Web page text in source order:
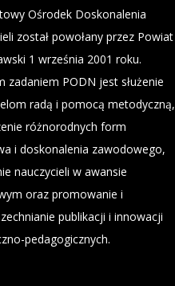
Ośrodek Doskonalenia
został powołany przez Powiat
1 września 2001 roku.
zadaniem PODN jest służenie
radą i pomocą metodyczną,
różnorodnych form
i doskonalenia zawodowego,
nauczycieli w awansie
oraz promowanie i
publikacji i innowacji
pedagogicznych.